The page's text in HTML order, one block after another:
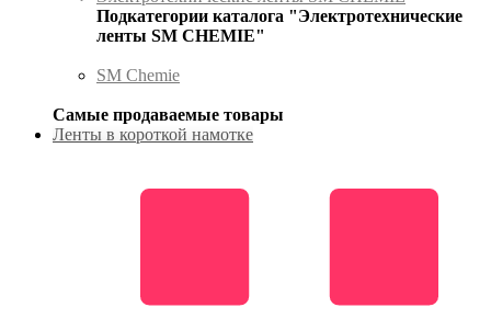
Подкатегории каталога "Электротехнические
ленты SM CHEMIE"
SM Chemie
Самые продаваемые товары
Ленты в короткой намотке